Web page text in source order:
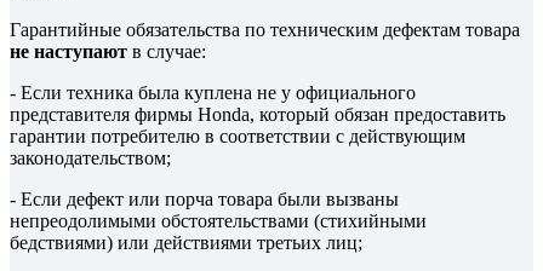
Гарантийные обязательства по техническим дефектам товара
не наступают в случае:
- Если техника была куплена не у официального
представителя фирмы Honda, который обязан предоставить
гарантии потребителю в соответствии с действующим
законодательством;
- Если дефект или порча товара были вызваны
непреодолимыми обстоятельствами (стихийными
бедствиями) или действиями третьих лиц;